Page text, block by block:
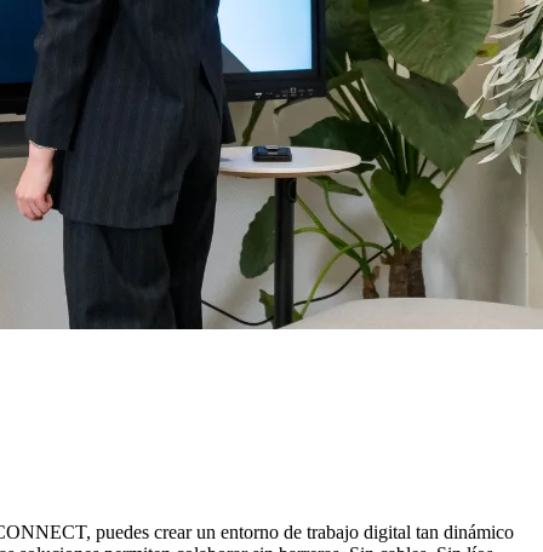
puedes crear un entorno de trabajo digital tan dinámico